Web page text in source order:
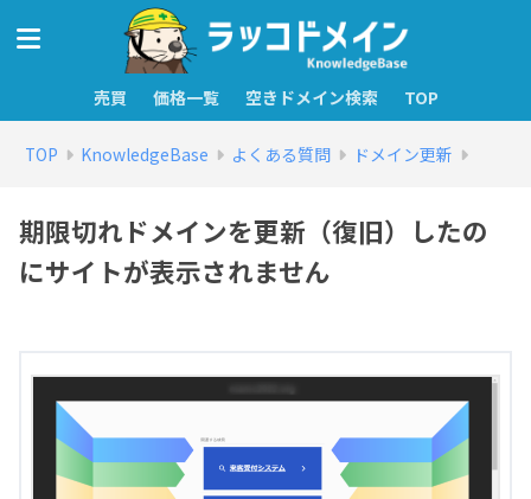
売買 価格一覧 空きドメイン検索 TOP
TOP KnowledgeBase よくある質問 ドメイン更新
期限切れドメインを更新（復旧）したの
にサイトが表示されません